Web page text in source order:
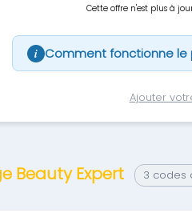
Cette offre n'est plus à
i Comment fonctionne le
Ajouter
Beauty Expert 3 codes